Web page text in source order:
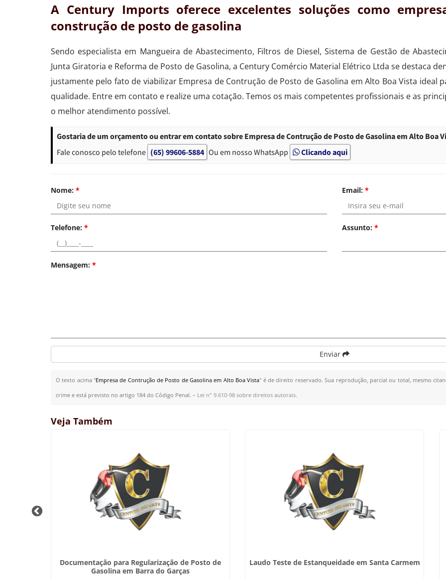
A Century Imports oferece excelentes soluções como
construção de posto de gasolina
Sendo especialista em Mangueira de Abastecimento, Filtros de Diesel, Sistema de Gestão de
Junta Giratoria e Reforma de Posto de Gasolina, a Century Comércio Material Elétrico Ltda se destaca
justamente pelo fato de viabilizar Empresa de Contrução de Posto de Gasolina em Alto Boa Vista ideal
qualidade. Entre em contato e realize uma cotação. Temos os mais competentes profissionais e as
o melhor atendimento possível.
Gostaria de um orçamento ou entrar em contato sobre Empresa de Contrução de Posto de Gasolina em Alto Boa
Fale conosco pelo telefone (65) 99606-5884 Ou em nosso WhatsApp Clicando aqui
Nome: * Email: *
Telefone: * Assunto: *
Mensagem: *
Enviar
O texto acima "Empresa de Contrução de Posto de Gasolina em Alto Boa Vista" é de direito reservado. Sua reprodução, parcial ou total, mesmo
crime e está previsto no artigo 184 do Código Penal. – Lei n° 9.610-98 sobre direitos autorais.
Veja Também
Documentação para Regularização de Posto de
Gasolina em Barra do Garças
Laudo Teste de Estanqueidade em Santa Carmem